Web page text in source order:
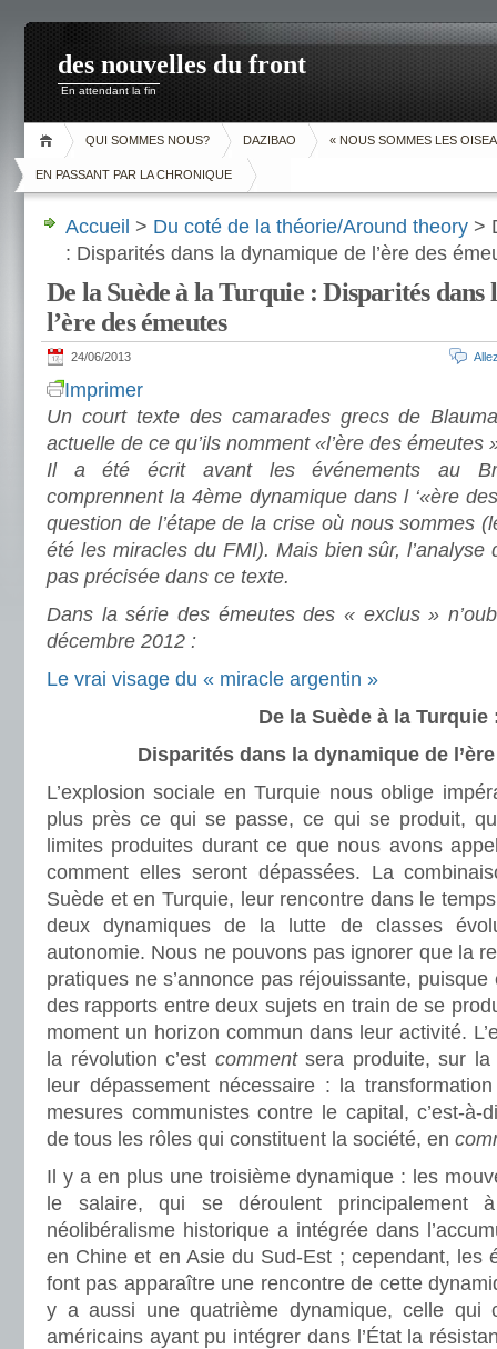
des nouvelles du front
En attendant la fin
QUI SOMMES NOUS? DAZIBAO « NOUS SOMMES LES
EN PASSANT PAR LA CHRONIQUE
Accueil > Du coté de la théorie/Around theory >
: Disparités dans la dynamique de l’ère des
De la Suède à la Turquie : Disparités dans
l’ère des émeutes
24/06/2013
Imprimer
Un court texte des camarades grecs de
actuelle de ce qu’ils nomment «l’ère des émeutes
Il a été écrit avant les événements au
comprennent la 4ème dynamique dans l ‘«ère
question de l’étape de la crise où nous sommes
été les miracles du FMI). Mais bien sûr, l’analyse
pas précisée dans ce texte.
Dans la série des émeutes des « exclus »
décembre 2012 :
Le vrai visage du « miracle argentin »
De la Suède à la Turquie
Disparités dans l a dynamique de
L’explosion sociale en Turquie nous oblige
plus près ce qui se passe, ce qui se produit,
limites produites durant ce que nous avons
comment elles seront dépassées. La
Suède et en Turquie, leur rencontre dans le
deux dynamiques de la lutte de classes
autonomie. Nous ne pouvons pas ignorer que la
pratiques ne s’annonce pas réjouissante,
des rapports entre deux sujets en train de se
moment un horizon commun dans leur activité.
la révolution c’est commentsera produite, sur la
leur dépassement nécessaire : la
mesures communistes contre le capital, c’est-
de tous les rôles qui constituent la société, en
Il y a en plus une troisième dynamique : les
le salaire, qui se déroulent principalement
néolibéralisme historique a intégrée dans
en Chine et en Asie du Sud-Est ; cependant, les
font pas apparaître une rencontre de cette
y a aussi une quatrième dynamique, celle qui
américains ayant pu intégrer dans l’État la